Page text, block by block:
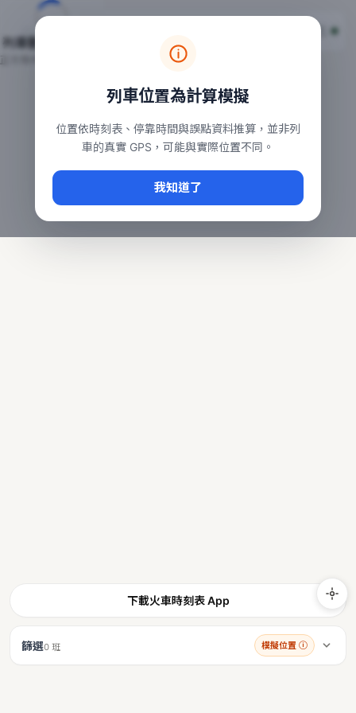
台鐵列車即時位置地圖
本頁顯示目前全台鐵運行中的列車位置，涵蓋自強、普悠瑪、
常用查詢：
、台中車站即時動態
台鐵即時動態
下載火車時刻表 App
篩選0 班 模擬位置 ⓘ
列車位置為計算模擬
位置依時刻表、停靠時間與誤點資料推算，並非列
車的真實 GPS，可能與實際位置不同。
我知道了
列車動態載入中…